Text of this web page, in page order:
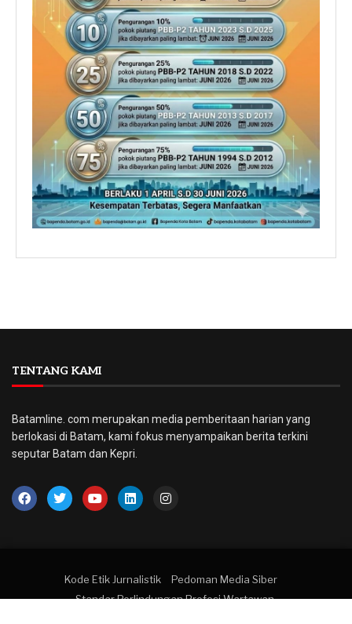
TENTANG KAMI
Batamline. com merupakan media pemberitaan harian yang
berlokasi di Batam, kami fokus menyampaikan berita terkini
seputar Batam dan Kepri.
Kode Etik Jurnalistik
Pedoman Media Siber
Standar Perlindungan Profesi Wartawan